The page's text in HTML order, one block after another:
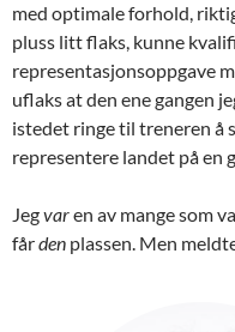
med optimale forhold,
pluss litt flaks, kunne
representasjonsoppgave
uflaks at den ene gangen
istedet ringe til treneren å
representere landet på en
Jegvaren av mange som
fården plassen. Men